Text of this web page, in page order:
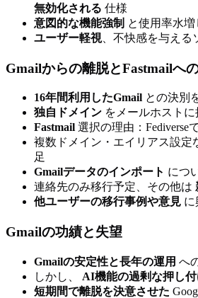
無効化される 仕様
意図的な機能強制 と使用率水
ユーザー軽視、不快感を与える
Gmailからの離脱とFastmailへ
16年間利用したGmail との決別
独自ドメイン をメールホスト
Fastmail 選択の理由：Fediverse
複数ドメイン・エイリアス設定
足
Gmailデータのインポート につ
連絡先のみ移行予定、その他は
他ユーザーの移行事例や意見 に
Gmailの功績と失望
Gmailの安定性と長年の運用 へ
しかし、 AI機能の過剰な押し
短期間で離脱を決意させた